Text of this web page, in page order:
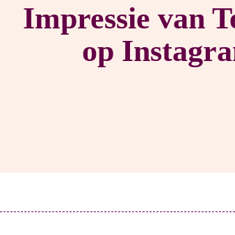
Impressie van
op